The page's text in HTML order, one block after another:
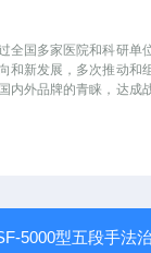
全国多家医院和科研单
和新发展，多次推动和
内外品牌的青睐，达成
5000型五段手法